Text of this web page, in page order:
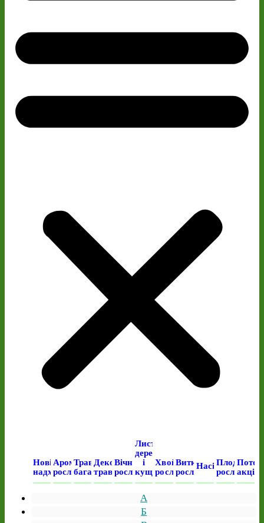
Нові
надходження
Ароматичні
рослини
Трав’янисті
багаторічні
Декоративні
трави
Вічнозелені
рослини
Листяні
дерева
і
кущі
Хвойні
рослини
Виткі
рослини
НасінняПлодові
рослини
акція
А
Б